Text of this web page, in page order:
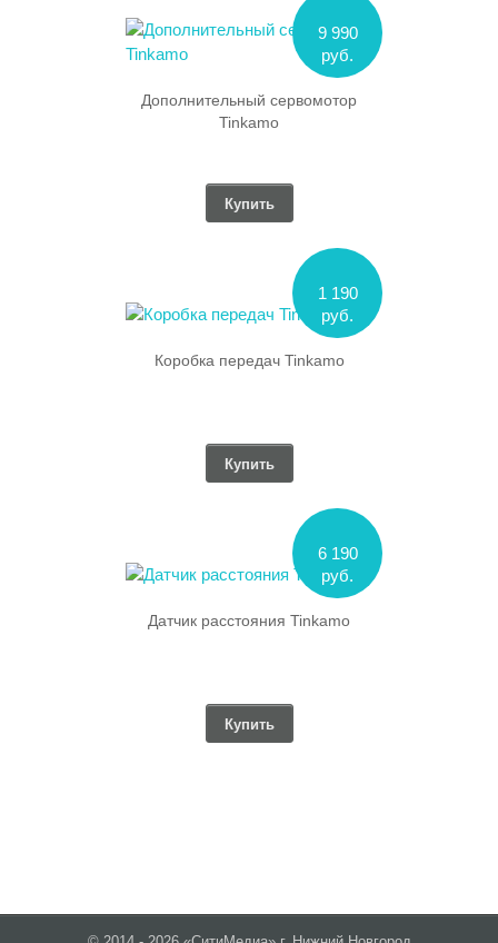
9 990
руб.
Дополнительный сервомотор
Tinkamo
Купить
1 190
руб.
Коробка передач Tinkamo
Купить
6 190
руб.
Датчик расстояния Tinkamo
Купить